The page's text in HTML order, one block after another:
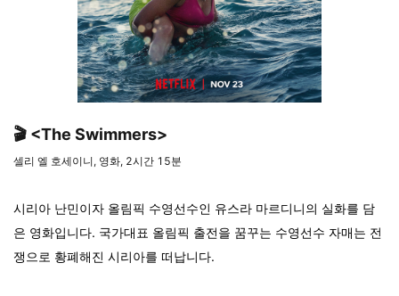
🎬 <The Swimmers>
셀리 엘 호세이니, 영화, 2시간 15분
시리아 난민이자 올림픽 수영선수인 유스라 마르디니의 실화를 담
은 영화입니다. 국가대표 올림픽 출전을 꿈꾸는 수영선수 자매는 전
쟁으로 황폐해진 시리아를 떠납니다.